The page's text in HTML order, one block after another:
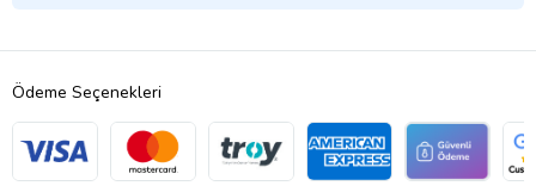
Ödeme Seçenekleri